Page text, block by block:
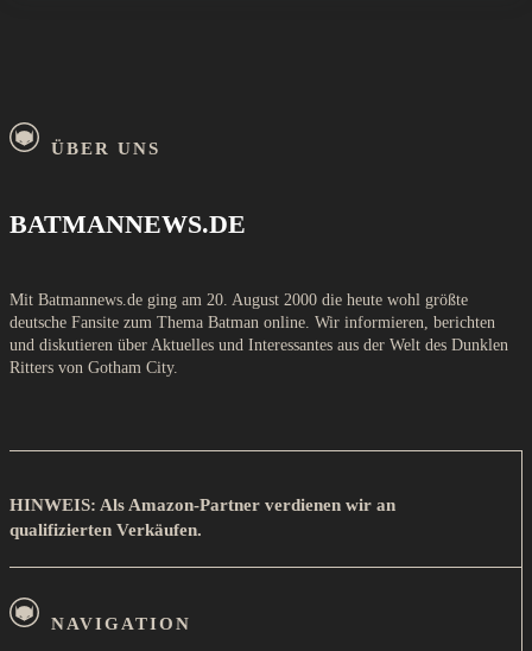
ÜBER UNS
BATMANNEWS.DE
Mit Batmannews.de ging am 20. August 2000 die heute wohl größte
deutsche Fansite zum Thema Batman online. Wir informieren, berichten
und diskutieren über Aktuelles und Interessantes aus der Welt des Dunklen
Ritters von Gotham City.
HINWEIS: Als Amazon-Partner verdienen wir an
qualifizierten Verkäufen.
NAVIGATION